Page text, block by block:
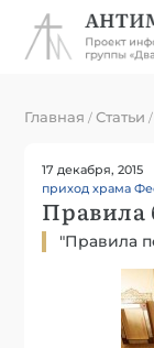
Главная /Статьи /
17 декабря, 2015
приход храма
Правила
"Правила